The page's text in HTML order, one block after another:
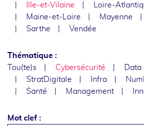
Ille-et-Vilaine
Loire-
Maine-et-Loire
Mayenne
Sarthe
Vendée
Thématique :
Tou(te)s
Cybersécurité
Data
StratDigitale
Infra
Santé
Management
Mot clef :